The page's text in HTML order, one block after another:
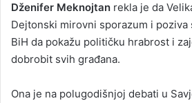
Dženifer Meknojtan rekla je da
Dejtonski mirovni sporazum i
BiH da pokažu političku hrabrost i
dobrobit svih građana.
Ona je na polugodišnjoj debati u